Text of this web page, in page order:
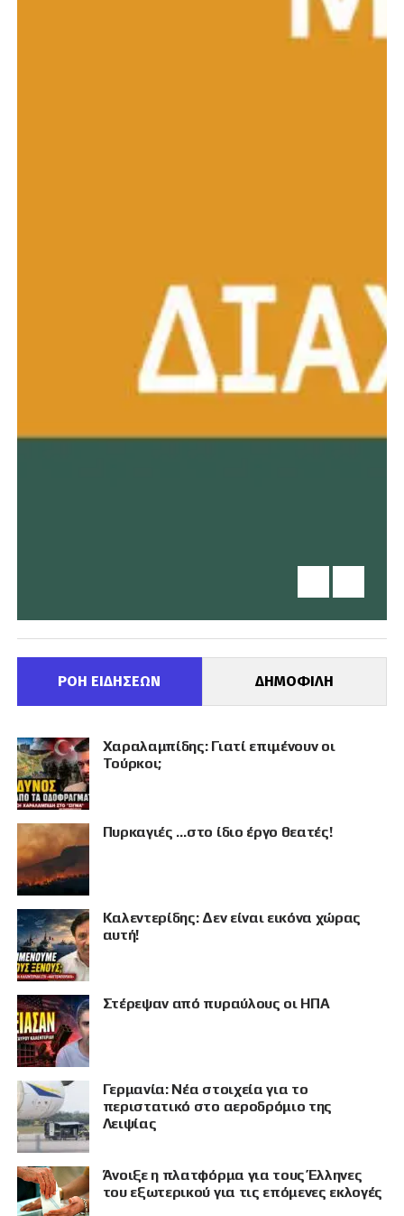
ΠΡΟΒΟΛΗ
ΡΟΗ ΕΙΔΗΣΕΩΝ ΔΗΜΟΦΙΛΗ
Χαραλαμπίδης: Γιατί επιμένουν οι
Τούρκοι;
Πυρκαγιές …στο ίδιο έργο θεατές!
Καλεντερίδης: Δεν είναι εικόνα χώρας
αυτή!
Στέρεψαν από πυραύλους οι ΗΠΑ
Γερμανία: Νέα στοιχεία για το
περιστατικό στο αεροδρόμιο της
Λειψίας
Άνοιξε η πλατφόρμα για τους Έλληνες
του εξωτερικού για τις επόμενες εκλογές